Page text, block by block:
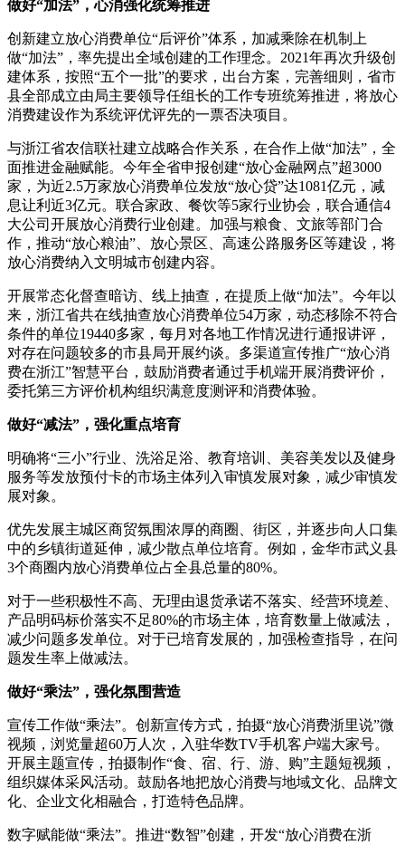
做好“加法”，心消强化统筹推进
创新建立放心消费单位“后评价”体系，加减乘除在机制上
做“加法”， 率先提出全域创建的工作理念。2021年再次升级创
建体系，按照“五个一批”的要求，出台方案，完善细则，省市
县全部成立由局主要领导任组长的工作专班统筹推进，将放心
消费建设作为系统评优评先的一票否决项目。
与浙江省农信联社建立战略合作关系，在合作上做“加法”，全
面推进金融赋能。今年全省申报创建“放心金融网点”超3000
家，为近2.5万家放心消费单位发放“放心贷”达1081亿元，减
息让利近3亿元。联合家政、餐饮等5家行业协会，联合通信4
大公司开展放心消费行业创建。加强与粮食、文旅等部门合
作，推动“放心粮油”、放心景区、高速公路服务区等建设，将
放心消费纳入文明城市创建内容。
开展常态化督查暗访、线上抽查，在提质上做“加法”。今年以
来，浙江省共在线抽查放心消费单位54万家，动态移除不符合
条件的单位19440多家，每月对各地工作情况进行通报讲评，
对存在问题较多的市县局开展约谈。多渠道宣传推广“放心消
费在浙江”智慧平台，鼓励消费者通过手机端开展消费评价，
委托第三方评价机构组织满意度测评和消费体验。
做好“减法”，强化重点培育
明确将“三小”行业、洗浴足浴、教育培训、美容美发以及健身
服务等发放预付卡的市场主体列入审慎发展对象，减少审慎发
展对象。
优先发展主城区商贸氛围浓厚的商圈、街区，并逐步向人口集
中的乡镇街道延伸，减少散点单位培育。例如，金华市武义县
3个商圈内放心消费单位占全县总量的80%。
对于一些积极性不高、无理由退货承诺不落实、经营环境差、
产品明码标价落实不足80%的市场主体，培育数量上做减法，
减少问题多发单位。对于已培育发展的，加强检查指导，在问
题发生率上做减法。
做好“乘法”，强化氛围营造
宣传工作做“乘法”。创新宣传方式，拍摄“放心消费浙里说”微
视频，浏览量超60万人次，入驻华数TV手机客户端大家号。
开展主题宣传，拍摄制作“食、宿、行、游、购”主题短视频，
组织媒体采风活动。鼓励各地把放心消费与地域文化、品牌文
化、企业文化相融合，打造特色品牌。
数字赋能做“乘法”。推进“数智”创建，开发“放心消费在浙